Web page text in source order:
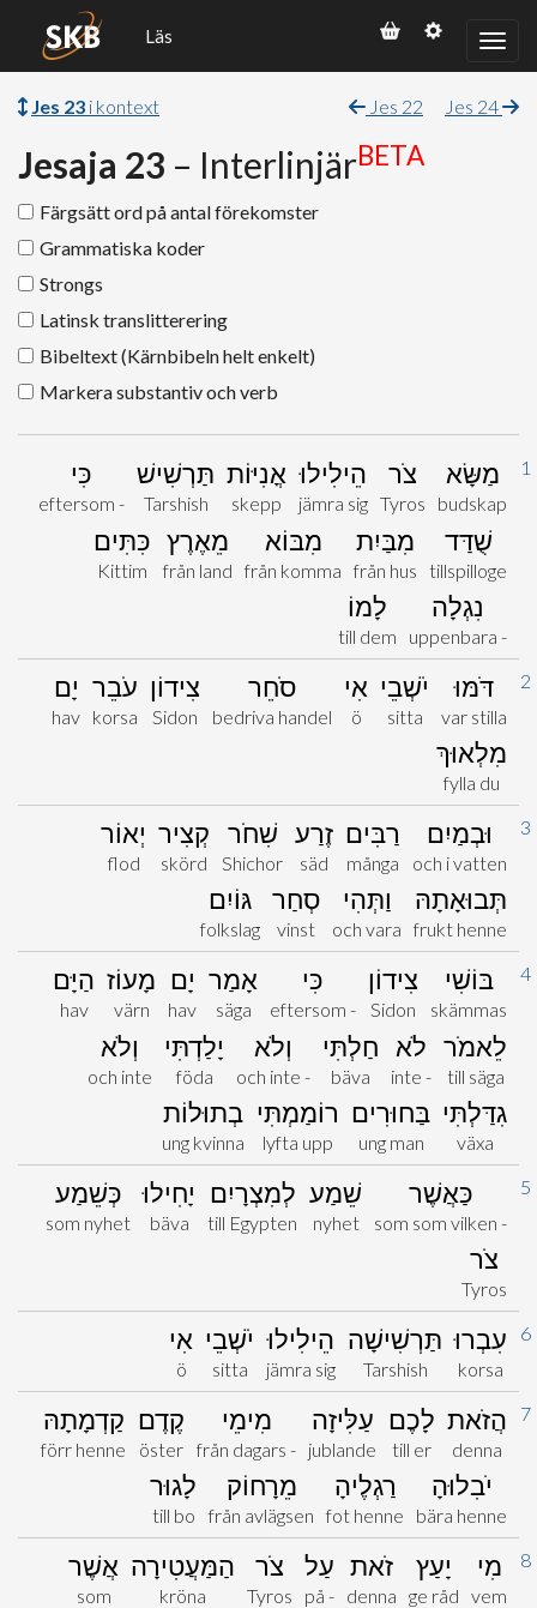
Läs
Jes 23 i kontext Jes 22 Jes 24
Jesaja 23 – InterlinjärBETA
Färgsätt ord på antal förekomster
Grammatiska koder
Strongs
Latinsk translitterering
Bibeltext (Kärnbibeln helt enkelt)
Markera substantiv och verb
1 מַשָּׂא
budskap
צֹר
Tyros
הֵילִילוּ
jämra sig
אֳנִיּוֹת
skepp
תַּרְשִׁישׁ
Tarshish
כִּי
eftersom -
שֻׁדַּד
tillspilloge
מִבַּיִת
från hus
מִבּוֹא
från komma
מֵאֶרֶץ
från land
כִּתִּים
Kittim
נִגְלָה
uppenbara -
לָמוֹ
till dem
2
דֹּמּוּ
var stilla
יֹשְׁבֵי
sitta
אִי
ö
סֹחֵר
bedriva handel
צִידוֹן
Sidon
עֹבֵר
korsa
יָם
hav
מִלְאוּךְ
fylla du
3
וּבְמַיִם
och i vatten
רַבִּים
många
זֶרַע
säd
שִׁחֹר
Shichor
קְצִיר
skörd
יְאוֹר
flod
תְּבוּאָתָהּ
frukt henne
וַתְּהִי
och vara
סְחַר
vinst
גּוֹיִם
folkslag
4
בּוֹשִׁי
skämmas
צִידוֹן
Sidon
כִּי
eftersom -
אָמַר
säga
יָם
hav
מָעוֹז
värn
הַיָּם
hav
לֵאמֹר
till säga
לֹא
inte -
חַלְתִּי
bäva
וְלֹא
och inte -
יָלַדְתִּי
föda
וְלֹא
och inte
גִדַּלְתִּי
växa
בַּחוּרִים
ung man
רוֹמַמְתִּי
lyfta upp
בְתוּלוֹת
ung kvinna
5
כַּאֲשֶׁר
som som vilken -
שֵׁמַע
nyhet
לְמִצְרָיִם
till Egypten
יָחִילוּ
bäva
כְּשֵׁמַע
som nyhet
צֹר
Tyros
6
עִבְרוּ
korsa
תַּרְשִׁישָׁה
Tarshish
הֵילִילוּ
jämra sig
יֹשְׁבֵי
sitta
אִי
ö
7
הֲזֹאת
denna
לָכֶם
till er
עַלִּיזָה
jublande
מִימֵי
från dagars -
קֶדֶם
öster
קַדְמָתָהּ
förr henne
יֹבִלוּהָ
bära henne
רַגְלֶיהָ
fot henne
מֵרָחוֹק
från avlägsen
לָגוּר
till bo
8
מִי
vem
יָעַץ
ge råd
זֹאת
denna
עַל
på -
צֹר
Tyros
הַמַּעֲטִירָה
kröna
אֲשֶׁר
som